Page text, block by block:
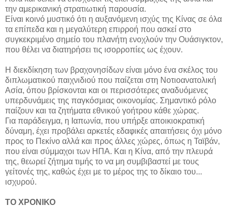
την αμερικανική στρατιωτική παρουσία.
Είναι κοινό μυστικό ότι η αυξανόμενη ισχύς της Κίνας σε όλα
τα επίπεδα και η μεγαλύτερη επιρροή που ασκεί στο
συγκεκριμένο σημείο του πλανήτη ενοχλούν την Ουάσιγκτον,
που θέλει να διατηρήσει τις ισορροπίες ως έχουν.
Η διεκδίκηση των βραχονησίδων είναι μόνο ένα σκέλος του
διπλωματικού παιχνιδιού που παίζεται στη Νοτιοανατολική
Ασία, όπου βρίσκονται και οι περισσότερες αναδυόμενες
υπερδυνάμεις της παγκόσμιας οικονομίας. Σημαντικό ρόλο
παίζουν και τα ζητήματα εθνικού γοήτρου κάθε χώρας.
Για παράδειγμα, η Ιαπωνία, που υπήρξε αποικιοκρατική
δύναμη, έχει προβάλει αρκετές εδαφικές απαιτήσεις όχι μόνο
προς το Πεκίνο αλλά και προς άλλες χώρες, όπως η Ταϊβάν,
που είναι σύμμαχοι των ΗΠΑ. Και η Κίνα, από την πλευρά
της, θεωρεί ζήτημα τιμής το να μη συμβιβαστεί με τους
γείτονές της, καθώς έχει με το μέρος της το δίκαιο του...
ισχυρού.
ΤΟ ΧΡΟΝΙΚΟ